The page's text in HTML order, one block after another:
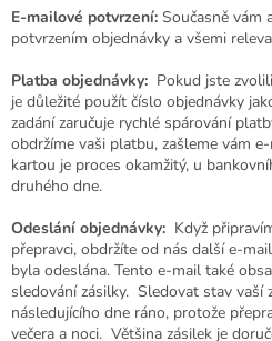
E-mailové potvrzení: Současně vám
potvrzením objednávky a všemi
Platba objednávky: Pokud jste
je důležité použít číslo objednávky
zadání zaručuje rychlé spárování
obdržíme vaši platbu, zašleme vám
kartou je proces okamžitý, u
druhého dne.
Odeslání objednávky: Když
přepravci, obdržíte od nás další e-
byla odeslána. Tento e-mail také
sledování zásilky. Sledovat stav vaší
následujícího dne ráno, protože
večera a noci. Většina zásilek je